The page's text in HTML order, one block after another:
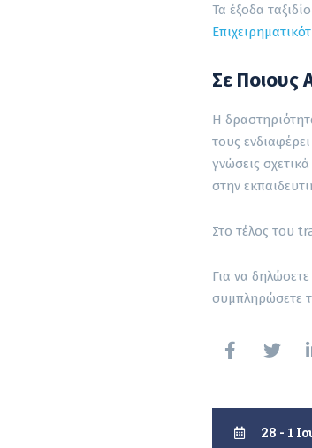
Τα έξοδα
Σε Ποιους
Η
τους
γνώσεις
στην
Στο τέλος του
Για να
συμπληρώσετε
28 - 1